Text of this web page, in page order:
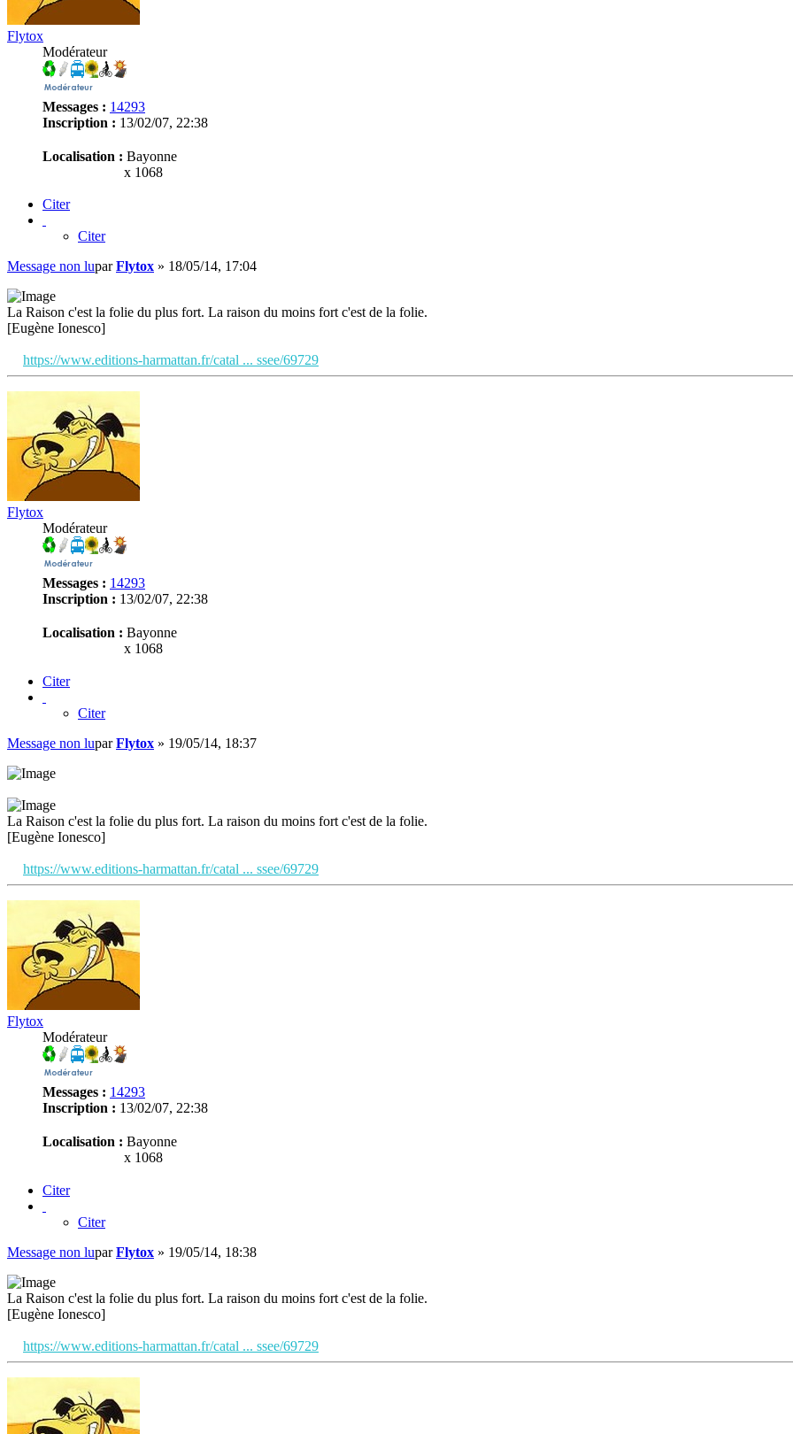
Flytox
Modérateur
Messages : 14293
Inscription : 13/02/07, 22:38
Localisation : Bayonne
x 1068
Citer
Citer
Message non luparFlytox » 18/05/14, 17:04
La Raison c'est la folie du plus fort. La raison du moins fort c'est de la folie.
[Eugène Ionesco]
https://www.editions-harmattan.fr/catal ... ssee/69729
Flytox
Modérateur
Messages : 14293
Inscription : 13/02/07, 22:38
Localisation : Bayonne
x 1068
Citer
Citer
Message non luparFlytox » 19/05/14, 18:37
La Raison c'est la folie du plus fort. La raison du moins fort c'est de la folie.
[Eugène Ionesco]
https://www.editions-harmattan.fr/catal ... ssee/69729
Flytox
Modérateur
Messages : 14293
Inscription : 13/02/07, 22:38
Localisation : Bayonne
x 1068
Citer
Citer
Message non luparFlytox » 19/05/14, 18:38
La Raison c'est la folie du plus fort. La raison du moins fort c'est de la folie.
[Eugène Ionesco]
https://www.editions-harmattan.fr/catal ... ssee/69729